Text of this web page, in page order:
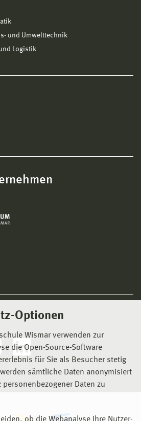
Optionen
Wismar verwenden zur
die Open-Source-Software
für Sie als Besucher stetig
sämtliche Daten anonymisiert
Daten zu
und Umwelttechnik
Logistik